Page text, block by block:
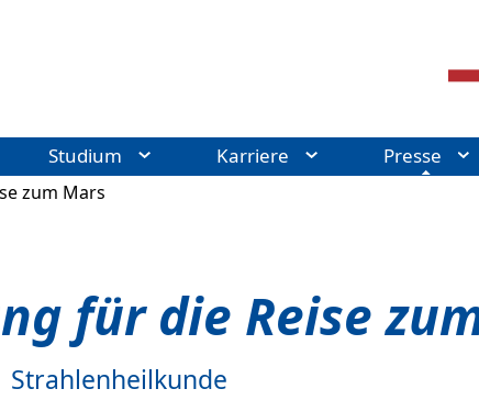
Studium Karriere Presse
zum Mars
für die Reise
Strahlenheilkunde